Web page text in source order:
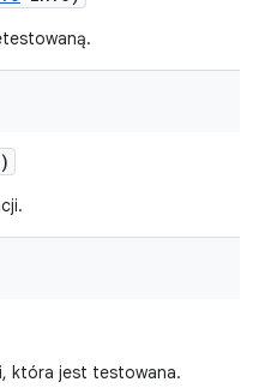
która jest testowana.